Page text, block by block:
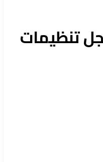
تنظيمات